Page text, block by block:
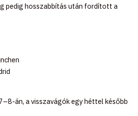
pedig hosszabbítás után fordított a
án, a visszavágók egy héttel később